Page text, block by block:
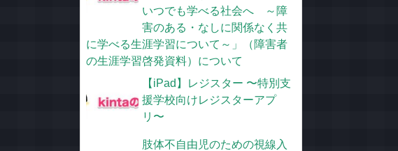
いつでも学べる社会へ ～障
害のある・なしに関係なく共
に学べる生涯学習について～」（障害者
の生涯学習啓発資料）について
【iPad】レジスター 〜特別支
援学校向けレジスターアプ
リ〜
肢体不自由児のための視線入